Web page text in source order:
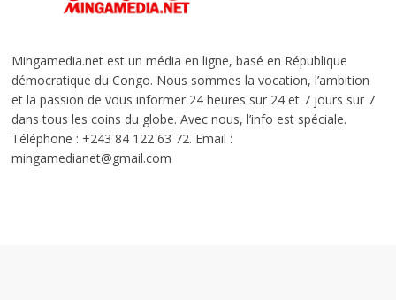
Mingamedia.net est un média en ligne, basé en République
démocratique du Congo. Nous sommes la vocation, l’ambition
et la passion de vous informer 24 heures sur 24 et 7 jours sur 7
dans tous les coins du globe. Avec nous, l’info est spéciale.
Téléphone : +243 84 122 63 72. Email :
mingamedianet@gmail.com